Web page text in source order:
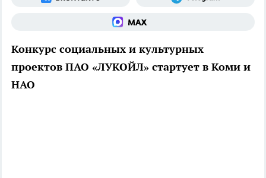
Конкурс социальных и культурных
проектов ПАО «ЛУКОЙЛ» стартует в Коми и
НАО